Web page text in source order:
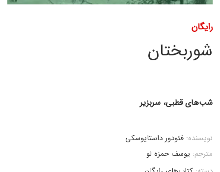
رایگان
شوربختان
شب‌های قطبی، سربزیر
نویسنده: فئودور داستایوسکی
مترجم: یوسف حمزه لو